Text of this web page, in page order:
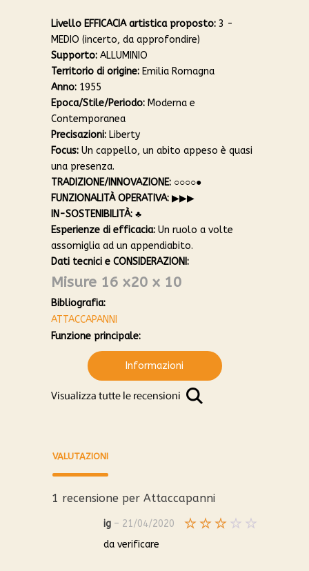
Livello EFFICACIA artistica proposto: 3 -
MEDIO (incerto, da approfondire)
Supporto: ALLUMINIO
Territorio di origine: Emilia Romagna
Anno: 1955
Epoca/Stile/Periodo: Moderna e
Contemporanea
Precisazioni: Liberty
Focus: Un cappello, un abito appeso è quasi
una presenza.
TRADIZIONE/INNOVAZIONE: ○○○○●
FUNZIONALITÀ OPERATIVA: ▶︎▶︎▶︎
IN-SOSTENIBILITÀ: ♣︎
Esperienze di efficacia: Un ruolo a volte
assomiglia ad un appendiabito.
Dati tecnici e CONSIDERAZIONI:
Misure 16 x20 x 10
Bibliografia:
ATTACCAPANNI
Funzione principale:
Informazioni
VALUTAZIONI
1 recensione per Attaccapanni
ig – 21/04/2020
da verificare